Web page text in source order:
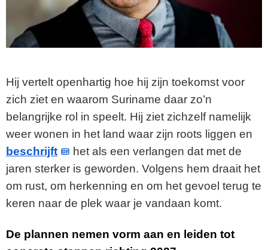
Hij vertelt openhartig hoe hij zijn toekomst voor
zich ziet en waarom Suriname daar zo’n
belangrijke rol in speelt. Hij ziet zichzelf namelijk
weer wonen in het land waar zijn roots liggen en
beschrijft
het als een verlangen dat met de
jaren sterker is geworden. Volgens hem draait het
om rust, om herkenning en om het gevoel terug te
keren naar de plek waar je vandaan komt.
De plannen nemen vorm aan en leiden tot